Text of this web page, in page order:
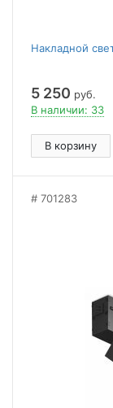
Накладной
5 250 руб.
В наличии: 33
В корзину
701283